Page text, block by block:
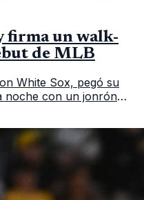
firma un walk-
de MLB
White Sox, pegó su
noche con un jonrón